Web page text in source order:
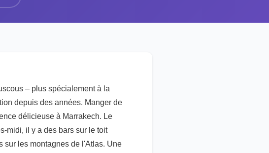
– plus spécialement à la
depuis des années. Manger de
délicieuse à Marrakech. Le
midi, il y a des bars sur le toit
sur les montagnes de l'Atlas. Une